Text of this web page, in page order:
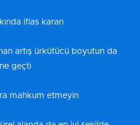
iflas kararı
artış ürkütücü boyutun da
geçti
mahkum etmeyin